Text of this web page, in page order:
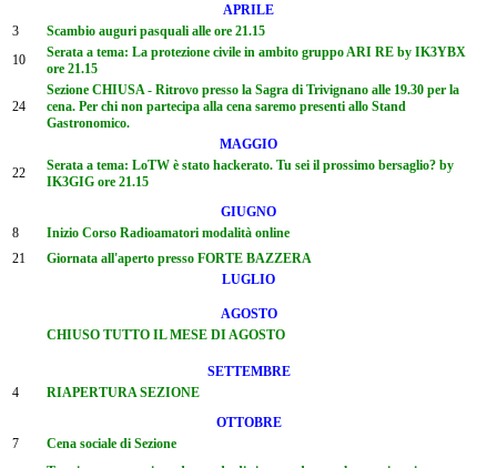
APRILE
3
Scambio auguri pasquali alle ore 21.15
10
Serata a tema: La protezione civile in ambito gruppo ARI RE by IK3YBX
ore 21.15
24
Sezione CHIUSA - Ritrovo presso la Sagra di Trivignano alle 19.30 per la
cena. Per chi non partecipa alla cena saremo presenti allo Stand
Gastronomico.
MAGGIO
22
Serata a tema: LoTW è stato hackerato. Tu sei il prossimo bersaglio? by
IK3GIG ore 21.15
GIUGNO
8
Inizio Corso Radioamatori modalità online
21
Giornata all'aperto presso FORTE BAZZERA
LUGLIO
AGOSTO
CHIUSO TUTTO IL MESE DI AGOSTO
SETTEMBRE
4
RIAPERTURA SEZIONE
OTTOBRE
7
Cena sociale di Sezione